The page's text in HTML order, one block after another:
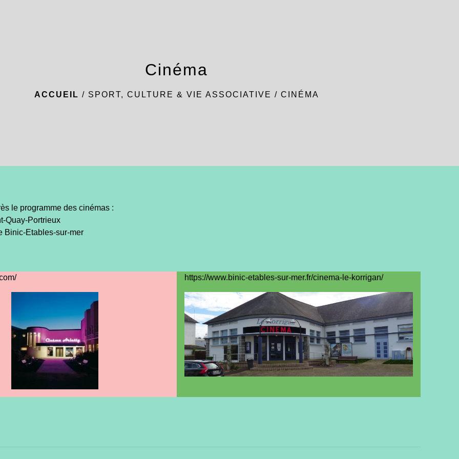
Cinéma
ACCUEIL / SPORT, CULTURE & VIE ASSOCIATIVE / CINÉMA
le programme des cinémas :
Quay-Portrieux
Binic-Etables-sur-mer
https://www.binic-etables-sur-mer.fr/cinema-le-korrigan/